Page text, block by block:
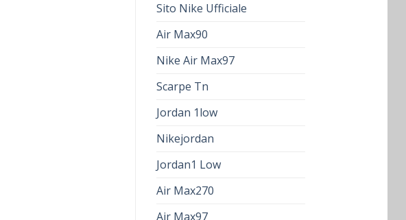
Sito Nike Ufficiale
Air Max90
Nike Air Max97
Scarpe Tn
Jordan 1low
Nikejordan
Jordan1 Low
Air Max270
Air Max97